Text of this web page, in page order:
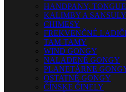
HANDPANY,
KALIMBY A SANSULY
CHIMESY
FREKVENČNÉ
TAM-TAMY
WIND GONGY
NALADENÉ GONGY
PLANETÁRNE
OSTATNÉ GONGY
ČÍNSKE ČINELY